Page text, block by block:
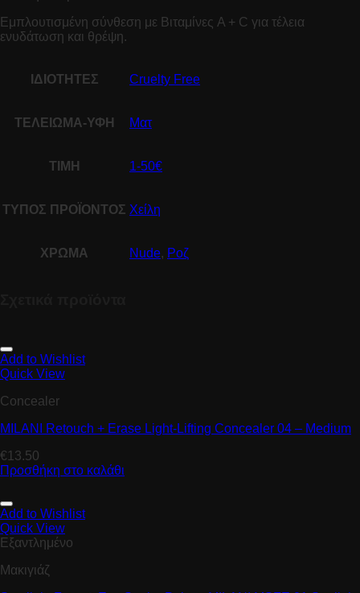
Εμπλουτισμένη σύνθεση με Βιταμίνες A + C για τέλεια
ενυδάτωση και θρέψη.
ΙΔΙΟΤΗΤΕΣ Cruelty Free
ΤΕΛΕΙΩΜΑ-ΥΦΗ Ματ
ΤΙΜΗ 1-50€
ΤΥΠΟΣ ΠΡΟΪΟΝΤΟΣ Χείλη
ΧΡΩΜΑ Nude, Ροζ
Add to Wishlist
Quick View
Concealer
MILANI Retouch + Erase Light-Lifting Concealer 04 – Medium
€13.50
Προσθήκη στο καλάθι
Add to Wishlist
Quick View
Εξαντλημένο
Μακιγιάζ